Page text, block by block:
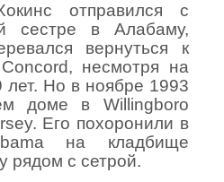
отправился с
сестре в Алабаму,
вернуться к
несмотря на
лет. Но в ноябре 1993
доме в Willingboro
. Его похоронили в
на кладбище
рядом с сетрой.